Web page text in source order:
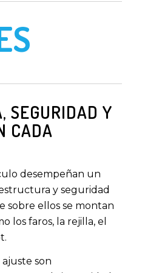
SEGURIDAD Y
CADA
desempeñan un
y seguridad
sobre ellos se montan
los faros, la rejilla, el
son